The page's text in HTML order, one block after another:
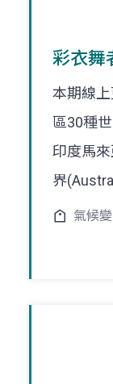
彩衣舞
本期線
區30種
印度馬
界
氣候